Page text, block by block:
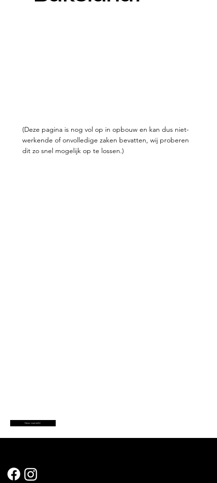
(Deze pagina is nog vol op in opbouw en kan dus niet-
werkende of onvolledige zaken bevatten, wij proberen
dit zo snel mogelijk op te lossen.)
Naar overzicht